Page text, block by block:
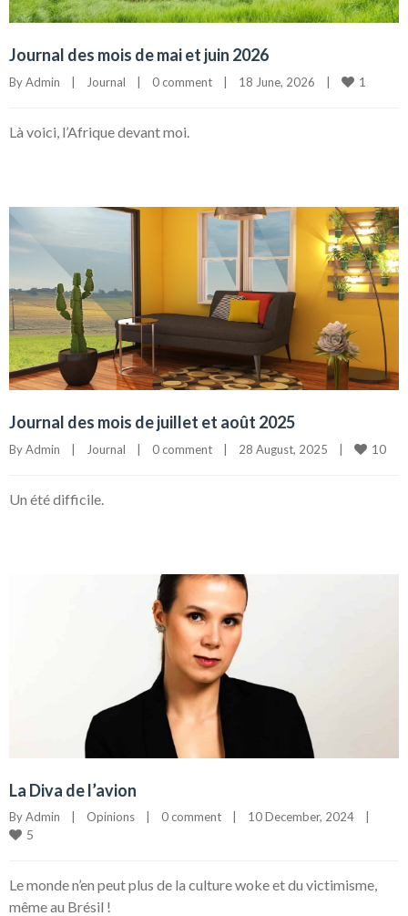
Journal des mois de mai et juin 2026
By Admin | Journal | 0 comment | 18 June, 2026 | 1
Là voici, l’Afrique devant moi.
Journal des mois de juillet et août 2025
By Admin Journal 0 comment 28 August, 2025 10
Un été difficile.
La Diva de l’avion
By Admin | Opinions | 0 comment | 10 December, 2024 |
5
Le monde n’en peut plus de la culture woke et du victimisme,
même au Brésil !